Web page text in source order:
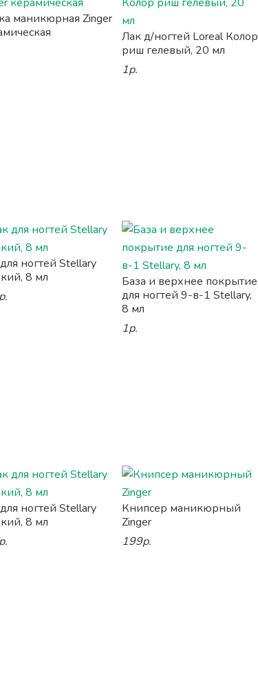
маникюрная Zinger
Лак д/ногтей Loreal Колор
риш гелевый, 20 мл
1р.
ногтей Stellary
8 мл
База и верхнее покрытие
для ногтей 9-в-1 Stellary,
8 мл
1р.
ногтей Stellary
8 мл
Книпсер маникюрный
Zinger
199р.